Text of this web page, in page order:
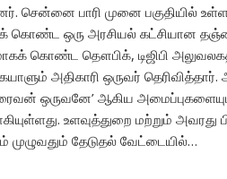
சென்னை பாரி முனை பகுதியில் உள்ள
கொண்ட ஒரு அரசியல் கட்சியான
கொண்ட தௌபிக், டிஜிபி
அதிகாரி ஒருவர்
ஒருவனே’ ஆகிய
உளவுத்துறை மற்றும் அவரது
முழுவதும் தேடுதல் வேட்டையில்…